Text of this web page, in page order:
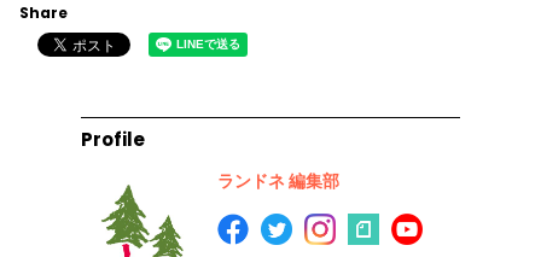
Share
Profile
ランドネ 編集部